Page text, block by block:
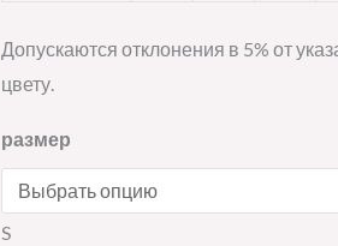
Допускаются отклонения в 5% от
цвету.
размер
S